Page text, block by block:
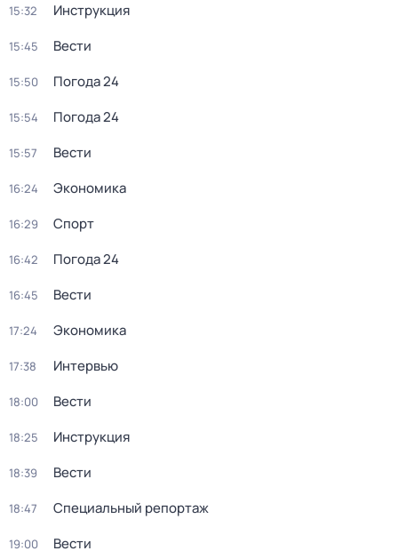
15:32 Инструкция
15:45 Вести
15:50 Погода 24
15:54 Погода 24
15:57 Вести
16:24 Экономика
16:29 Спорт
16:42 Погода 24
16:45 Вести
17:24 Экономика
17:38 Интервью
18:00 Вести
18:25 Инструкция
18:39 Вести
18:47 Специальный репортаж
19:00 Вести